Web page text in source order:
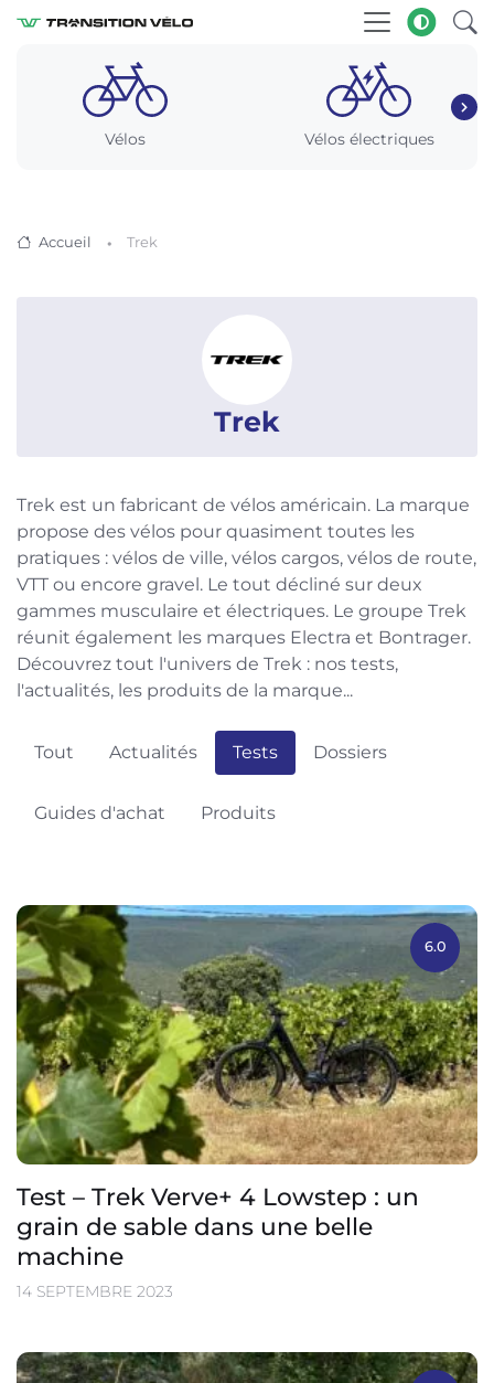
Vélos Vélos électriques
Accueil Trek
Trek
Trek est un fabricant de vélos américain. La marque
propose des vélos pour quasiment toutes les
pratiques : vélos de ville, vélos cargos, vélos de route,
VTT ou encore gravel. Le tout décliné sur deux
gammes musculaire et électriques. Le groupe Trek
réunit également les marques Electra et Bontrager.
Découvrez tout l'univers de Trek : nos tests,
l'actualités, les produits de la marque...
Tout Actualités Tests Dossiers
Guides d'achat Produits
6.0
Test – Trek Verve+ 4 Lowstep : un
grain de sable dans une belle
machine
14 SEPTEMBRE 2023